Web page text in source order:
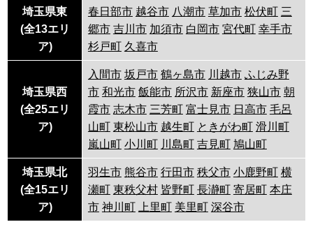
埼玉県東
(全13エリ
ア)
春日部市 越谷市 八潮市 草加市 松伏町 三
郷市 吉川市 加須市 白岡市 宮代町 幸手市
杉戸町 久喜市
埼玉県西
(全25エリ
ア)
入間市 坂戸市 鶴ヶ島市 川越市 ふじみ野
市 和光市 飯能市 所沢市 新座市 狭山市 朝
霞市 志木市 三芳町 富士見市 日高市 毛呂
山町 東松山市 越生町 ときがわ町 滑川町
嵐山町 小川町 川島町 吉見町 鳩山町
埼玉県北
(全15エリ
ア)
羽生市 熊谷市 行田市 秩父市 小鹿野町 横
瀬町 東秩父村 皆野町 長瀞町 寄居町 本庄
市 神川町 上里町 美里町 深谷市